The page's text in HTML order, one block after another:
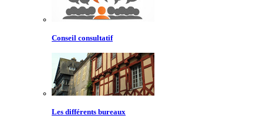
Conseil consultatif
Les différents bureaux